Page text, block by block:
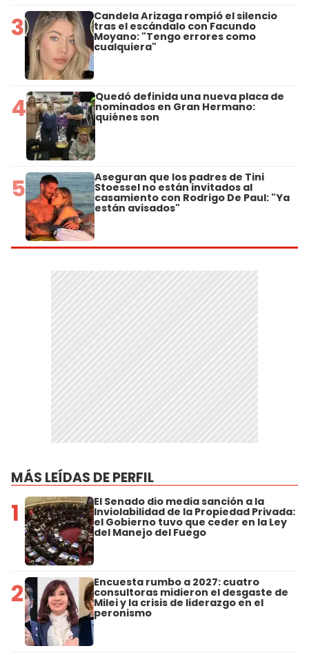
3 Candela Arizaga rompió el silencio
tras el escándalo con Facundo
Moyano: "Tengo errores como
cualquiera"
4 Quedó definida una nueva placa de
nominados en Gran Hermano:
quiénes son
5 Aseguran que los padres de Tini
Stoessel no están invitados al
casamiento con Rodrigo De Paul: "Ya
están avisados"
MÁS LEÍDAS DE PERFIL
1 El Senado dio media sanción a la
Inviolabilidad de la Propiedad Privada:
el Gobierno tuvo que ceder en la Ley
del Manejo del Fuego
2 Encuesta rumbo a 2027: cuatro
consultoras midieron el desgaste de
Milei y la crisis de liderazgo en el
peronismo